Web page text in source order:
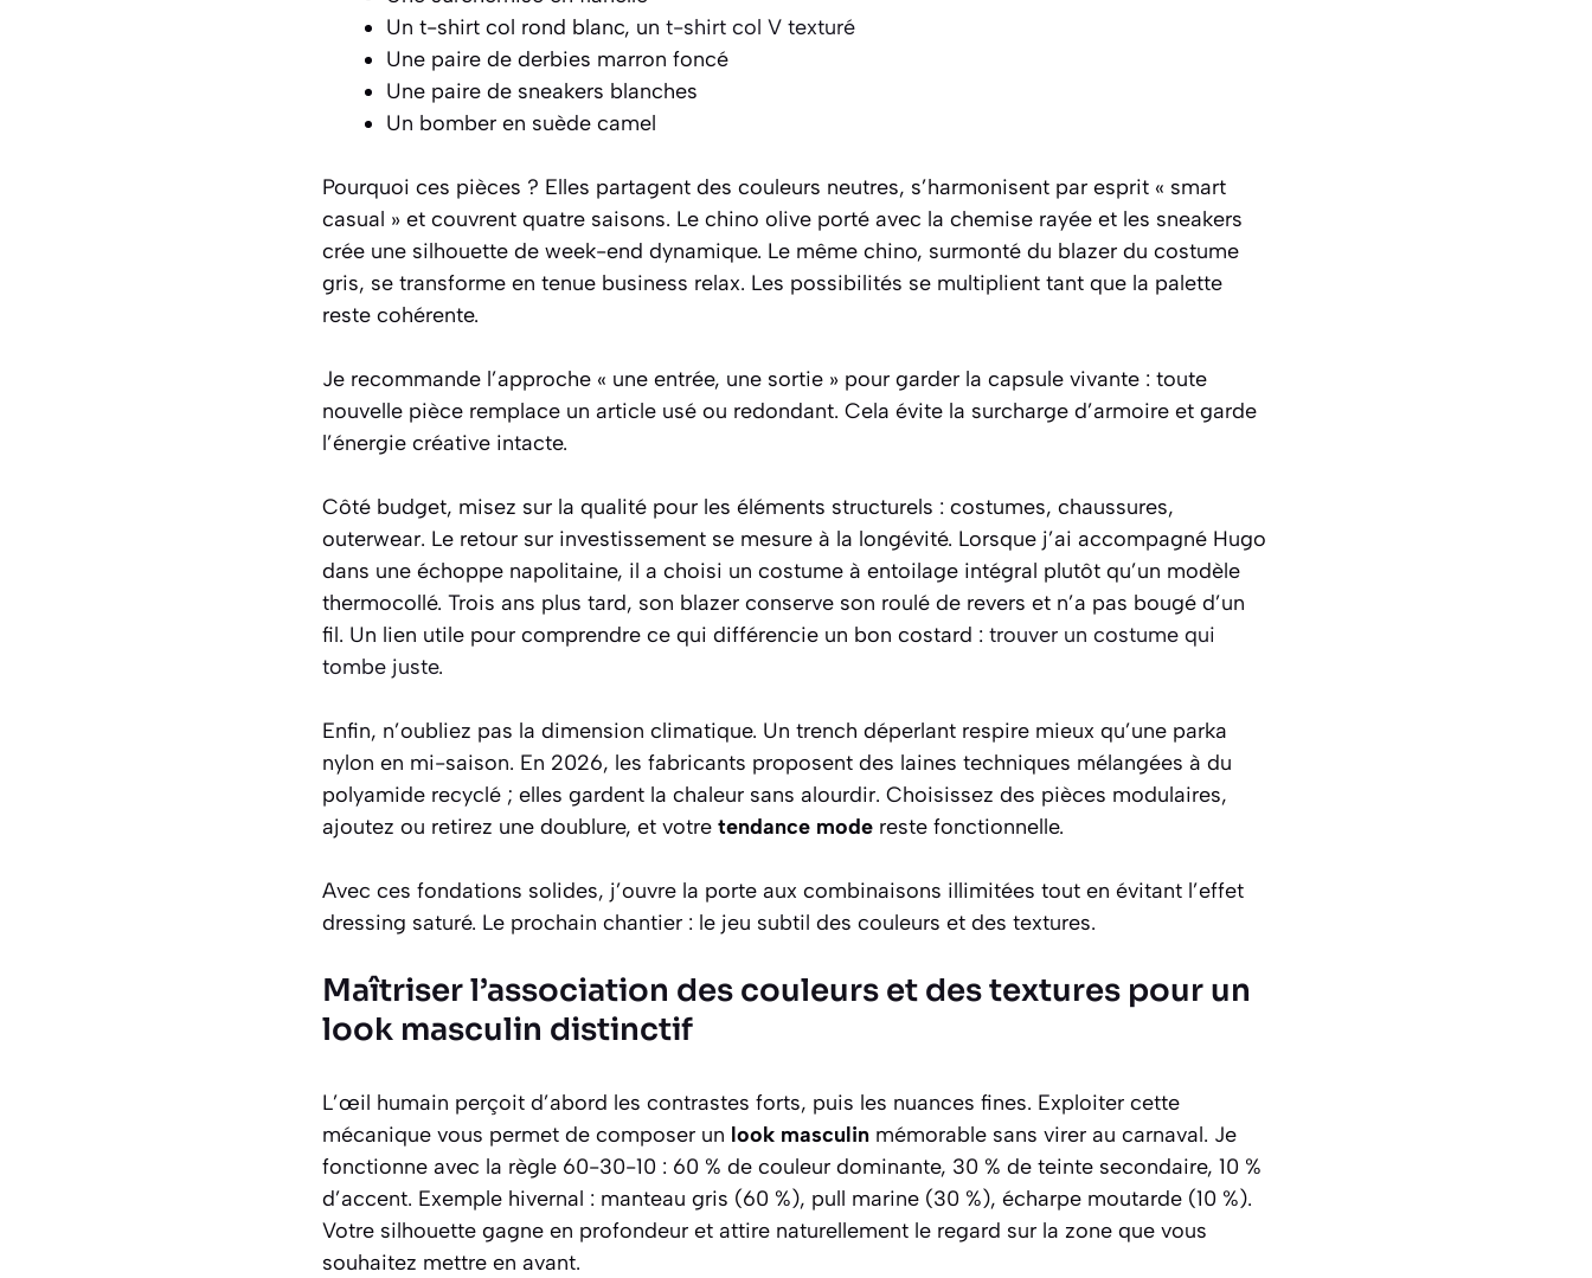
Un t-shirt col rond blanc, un t-shirt col V texturé
Une paire de derbies marron foncé
Une paire de sneakers blanches
Un bomber en suède camel
Pourquoi ces pièces ? Elles partagent des couleurs neutres, s’harmonisent par esprit « smart
casual » et couvrent quatre saisons. Le chino olive porté avec la chemise rayée et les sneakers
crée une silhouette de week-end dynamique. Le même chino, surmonté du blazer du costume
gris, se transforme en tenue business relax. Les possibilités se multiplient tant que la palette
reste cohérente.
Je recommande l’approche « une entrée, une sortie » pour garder la capsule vivante : toute
nouvelle pièce remplace un article usé ou redondant. Cela évite la surcharge d’armoire et garde
l’énergie créative intacte.
Côté budget, misez sur la qualité pour les éléments structurels : costumes, chaussures,
outerwear. Le retour sur investissement se mesure à la longévité. Lorsque j’ai accompagné Hugo
dans une échoppe napolitaine, il a choisi un costume à entoilage intégral plutôt qu’un modèle
thermocollé. Trois ans plus tard, son blazer conserve son roulé de revers et n’a pas bougé d’un
fil. Un lien utile pour comprendre ce qui différencie un bon costard : trouver un costume qui
tombe juste.
Enfin, n’oubliez pas la dimension climatique. Un trench déperlant respire mieux qu’une parka
nylon en mi-saison. En 2026, les fabricants proposent des laines techniques mélangées à du
polyamide recyclé ; elles gardent la chaleur sans alourdir. Choisissez des pièces modulaires,
ajoutez ou retirez une doublure, et votre tendance mode reste fonctionnelle.
Avec ces fondations solides, j’ouvre la porte aux combinaisons illimitées tout en évitant l’effet
dressing saturé. Le prochain chantier : le jeu subtil des couleurs et des textures.
Maîtriser l’association des couleurs et des textures pour un
look masculin distinctif
L’œil humain perçoit d’abord les contrastes forts, puis les nuances fines. Exploiter cette
mécanique vous permet de composer un look masculin mémorable sans virer au carnaval. Je
fonctionne avec la règle 60-30-10 : 60 % de couleur dominante, 30 % de teinte secondaire, 10 %
d’accent. Exemple hivernal : manteau gris (60 %), pull marine (30 %), écharpe moutarde (10 %).
Votre silhouette gagne en profondeur et attire naturellement le regard sur la zone que vous
souhaitez mettre en avant.